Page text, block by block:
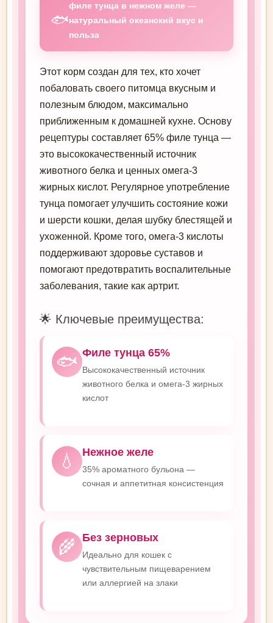
🐟
филе тунца в нежном желе —
натуральный океанский вкус и
польза
Этот корм создан для тех, кто хочет
побаловать своего питомца вкусным и
полезным блюдом, максимально
приближенным к домашней кухне. Основу
рецептуры составляет 65% филе тунца —
это высококачественный источник
животного белка и ценных омега-3
жирных кислот. Регулярное употребление
тунца помогает улучшить состояние кожи
и шерсти кошки, делая шубку блестящей и
ухоженной. Кроме того, омега-3 кислоты
поддерживают здоровье суставов и
помогают предотвратить воспалительные
заболевания, такие как артрит.
🌟 Ключевые преимущества:
🐟 Филе тунца 65%
Высококачественный источник
животного белка и омега-3 жирных
кислот
💧 Нежное желе
35% ароматного бульона —
сочная и аппетитная консистенция
🌾 Без зерновых
Идеально для кошек с
чувствительным пищеварением
или аллергией на злаки